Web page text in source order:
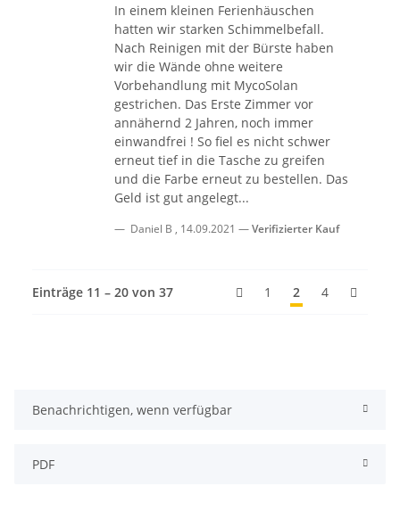
In einem kleinen Ferienhäuschen
hatten wir starken Schimmelbefall.
Nach Reinigen mit der Bürste haben
wir die Wände ohne weitere
Vorbehandlung mit MycoSolan
gestrichen. Das Erste Zimmer vor
annähernd 2 Jahren, noch immer
einwandfrei ! So fiel es nicht schwer
erneut tief in die Tasche zu greifen
und die Farbe erneut zu bestellen. Das
Geld ist gut angelegt...
Daniel B , 14.09.2021 Verifizierter Kauf
Einträge 11 – 20 von 37 1 2 4
Benachrichtigen, wenn verfügbar
PDF